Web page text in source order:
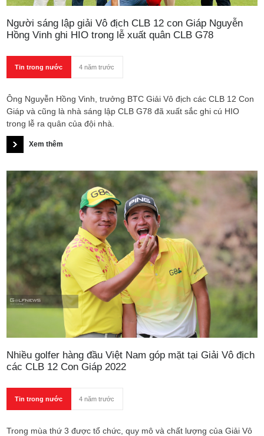
Người sáng lập giải Vô địch CLB 12 con Giáp Nguyễn
Hồng Vinh ghi HIO trong lễ xuất quân CLB G78
Tin trong nước 4 năm trước
Ông Nguyễn Hồng Vinh, trưởng BTC Giải Vô địch các CLB 12 Con
Giáp và cũng là nhà sáng lập CLB G78 đã xuất sắc ghi cú HIO
trong lễ ra quân của đội nhà.
Xem thêm
Nhiều golfer hàng đầu Việt Nam góp mặt tại Giải Vô địch
các CLB 12 Con Giáp 2022
Tin trong nước 4 năm trước
Trong mùa thứ 3 được tổ chức, quy mô và chất lượng của Giải Vô